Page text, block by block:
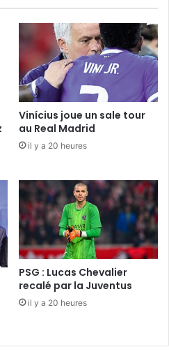
Vinícius joue un sale tour
au Real Madrid
il y a 20 heures
PSG : Lucas Chevalier
recalé par la Juventus
il y a 20 heures